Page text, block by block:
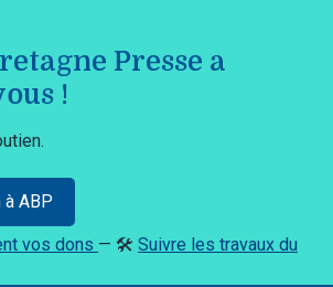
Presse a
!
à ABP
vos dons — 🛠️ Suivre les travaux du